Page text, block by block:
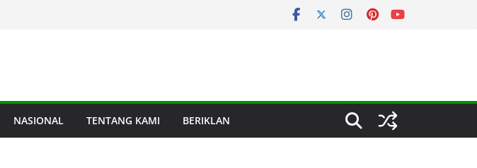
NASIONAL TENTANG KAMI BERIKLAN